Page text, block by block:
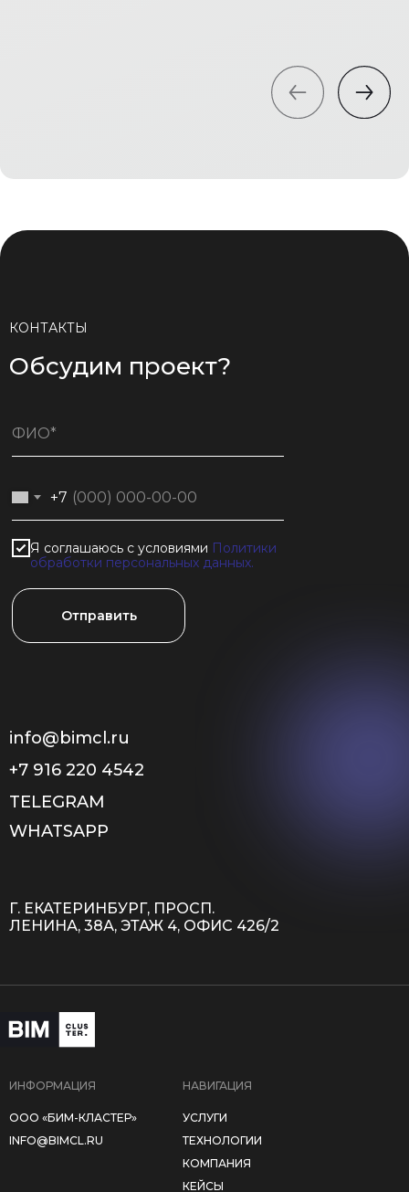
ИНФОРМАЦИЯ
ООО «БИМ-КЛАСТЕР»
INFO@BIMCL.RU
НАВИГАЦИЯ
УСЛУГИ
ТЕХНОЛОГИИ
КОМПАНИЯ
Обсудим проект?
КОНТАКТЫ
+7
Я соглашаюсь с условиями Политики
обработки персональных данных.
Отправить
info@bimcl.ru
+7 916 220 4542
TELEGRAM
Г. ЕКАТЕРИНБУРГ, ПРОСП.
ЛЕНИНА, 38А, ЭТАЖ 4, ОФИС 426/2
КЕЙСЫ
WHATSAPP